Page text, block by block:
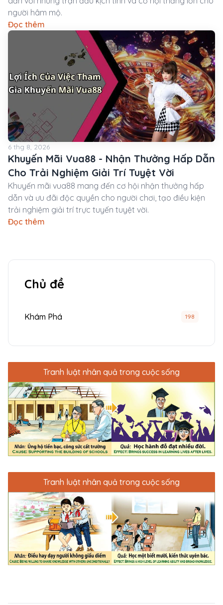
người hâm mộ.
Đọc thêm
6 thg 8, 2026
Khuyến Mãi Vua88 - Nhận Thưởng Hấp Dẫn
Cho Trải Nghiệm Giải Trí Tuyệt Vời
Khuyến mãi vua88 mang đến cơ hội nhận thưởng hấp
dẫn và ưu đãi độc quyền cho người chơi, tạo điều kiện
trải nghiệm giải trí trực tuyến tuyệt vời.
Đọc thêm
Chủ đề
Khám Phá 198
Tranh luật nhân quả trong cuộc sống
Tranh luật nhân quả trong cuộc sống